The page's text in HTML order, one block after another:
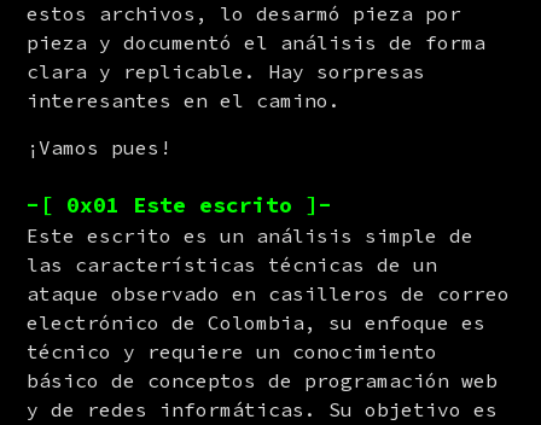
estos archivos, lo desarmó pieza por
pieza y documentó el análisis de forma
clara y replicable. Hay sorpresas
interesantes en el camino.
¡Vamos pues!
-[ 0x01 Este escrito ]-
Este escrito es un análisis simple de
las características técnicas de un
ataque observado en casilleros de correo
electrónico de Colombia, su enfoque es
técnico y requiere un conocimiento
básico de conceptos de programación web
y de redes informáticas. Su objetivo es